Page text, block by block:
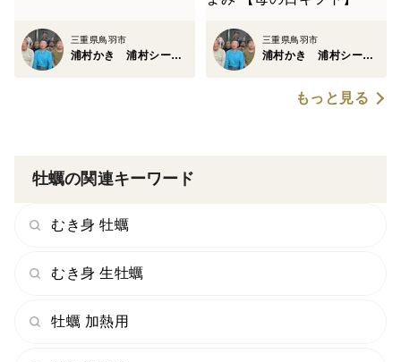
▼領収書をご希望の方
領収書をご希望の方はお客様ご自身で発行いただくよう
商品が発送完了になったタイミングから、領収書のダウ
熨斗をご希望の方は特記事項欄に【熨斗希望、お歳暮、
商品内に熨斗紙を同梱させていただきます。
三重県鳥羽市
浦村かき 浦村シーファーム
三重県鳥羽市
浦村かき 浦村シーファーム
もっと見る
牡蠣の関連キーワード
むき身 牡蠣
むき身 生牡蠣
牡蠣 加熱用